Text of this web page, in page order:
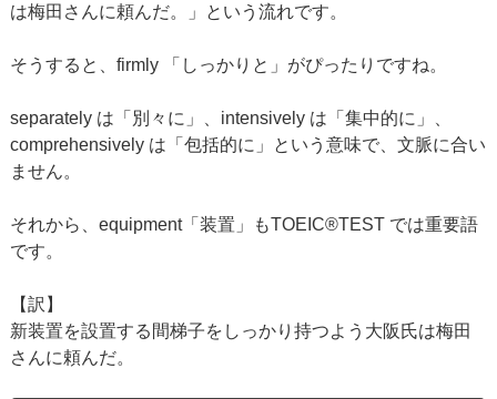
は梅田さんに頼んだ。」という流れです。
そうすると、firmly 「しっかりと」がぴったりですね。
separately は「別々に」、intensively は「集中的に」、
comprehensively は「包括的に」という意味で、文脈に合い
ません。
それから、equipment「装置」もTOEIC®TEST では重要語
です。
【訳】
新装置を設置する間梯子をしっかり持つよう大阪氏は梅田
さんに頼んだ。